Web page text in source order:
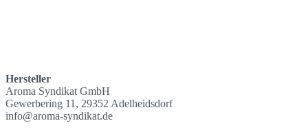
Hersteller
Aroma Syndikat GmbH
Gewerbering 11, 29352 Adelheidsdorf
info@aroma-syndikat.de